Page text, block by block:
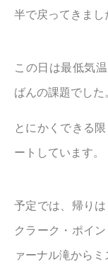
半で戻ってきまし
この日は最低気
ばんの課題でした。
とにかくできる
ートしています。
予定では、帰り
クラーク・ポイ
ァーナル滝からミ